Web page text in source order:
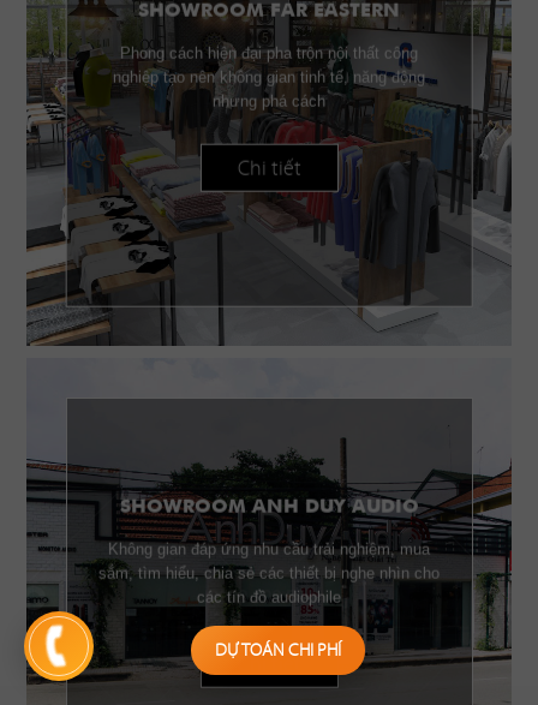
SHOWROOM FAR EASTERN
Phong cách hiện đại pha trộn nội thất công
nghiệp tạo nên không gian tinh tế, năng động
nhưng phá cách
Chi tiết
SHOWROOM ANH DUY AUDIO
Không gian đáp ứng nhu cầu trải nghiệm, mua
sắm, tìm hiểu, chia sẻ các thiết bị nghe nhìn cho
các tín đồ audiophile
Chi tiết
DỰ TOÁN CHI PHÍ